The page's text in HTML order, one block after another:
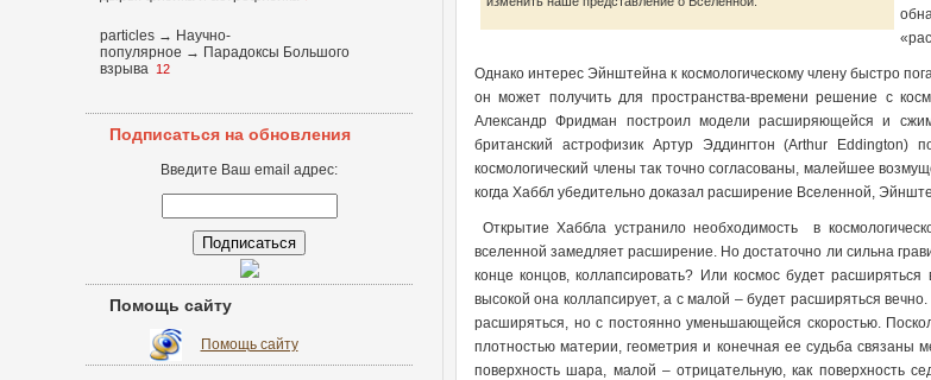
Однако интерес Эйнштейна к космологическому члену быстро
он может получить для пространства-времени решение с
Александр Фридман построил модели расширяющейся и
британский астрофизик Артур Эддингтон (Arthur Eddington)
космологический члены так точно согласованы, малейшее
когда Хаббл убедительно доказал расширение Вселенной,
Открытие Хаббла устранило необходимость в
вселенной замедляет расширение. Но достаточно ли сильна
конце концов, коллапсировать? Или космос будет
высокой она коллапсирует, а с малой – будет расширяться
расширяться, но с постоянно уменьшающейся скоростью.
плотностью материи, геометрия и конечная ее судьба связаны
поверхность шара, малой – отрицательную, как поверхность
particles → Научно-
популярное → Парадоксы Большого
взрыва 12
Подписаться на обновления
Введите Ваш email адрес:
Помощь сайту
Помощь сайту